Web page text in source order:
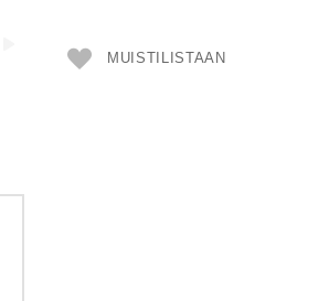
MUISTILISTAAN